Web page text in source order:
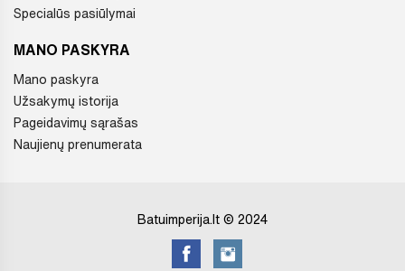
Specialūs pasiūlymai
MANO PASKYRA
Mano paskyra
Užsakymų istorija
Pageidavimų sąrašas
Naujienų prenumerata
Batuimperija.lt © 2024